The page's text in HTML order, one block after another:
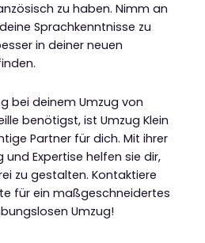
zu haben. Nimm an
Sprachkenntnisse zu
in deiner neuen
bei deinem Umzug von
benötigst, ist Umzug Klein
Partner für dich. Mit ihrer
Expertise helfen sie dir,
zu gestalten. Kontaktiere
für ein maßgeschneidertes
Umzug!